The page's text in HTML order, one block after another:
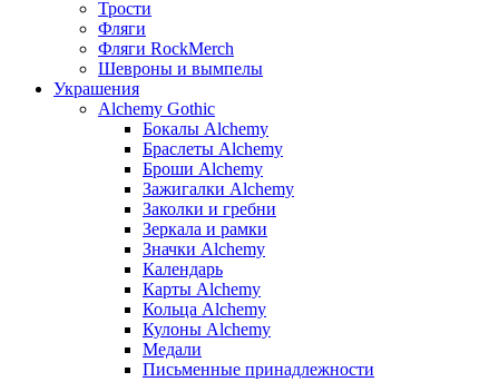
Трости
Фляги
Фляги RockMerch
Шевроны и вымпелы
Украшения
Alchemy Gothic
Бокалы Alchemy
Браслеты Alchemy
Броши Alchemy
Зажигалки Alchemy
Заколки и гребни
Зеркала и рамки
Значки Alchemy
Календарь
Карты Alchemy
Кольца Alchemy
Кулоны Alchemy
Медали
Письменные принадлежности